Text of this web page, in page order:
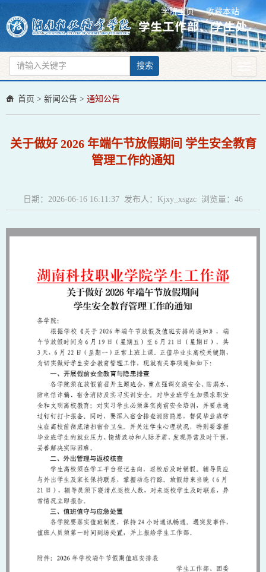
学院主页 收藏本站
搜索
Toggle
首页 > 新闻公告 > 通知公告
关于做好 2026 年端午节放假期间 学生安全教育
管理工作的通知
日期：2026-06-16 16:11:37 发布人：Kjxy_xsgzc 浏览量： 46